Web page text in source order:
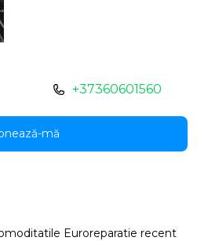
Euroreparatie recent
+37360601560
mă